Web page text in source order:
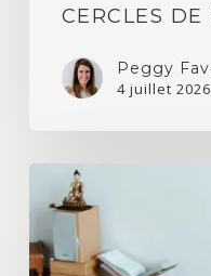
CERCLES DE
Peggy
4 juillet 2026
Effets
du
yin
yoga